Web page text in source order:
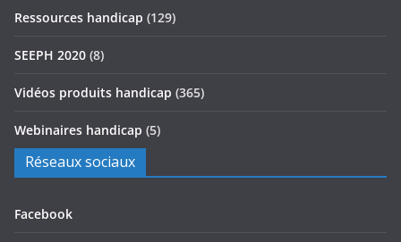
Ressources handicap (129)
SEEPH 2020 (8)
Vidéos produits handicap (365)
Webinaires handicap (5)
Réseaux sociaux
Facebook